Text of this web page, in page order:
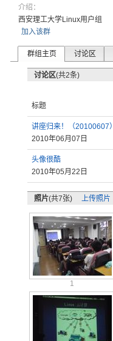
介绍：
西安理工大学Linux用户组
加入该群
群组主页 讨论区
讨论区(共2条)
标题
讲座归来！（20100607）
2010年06月07日
头像很酷
2010年05月22日
照片(共7张) 上传照片
1